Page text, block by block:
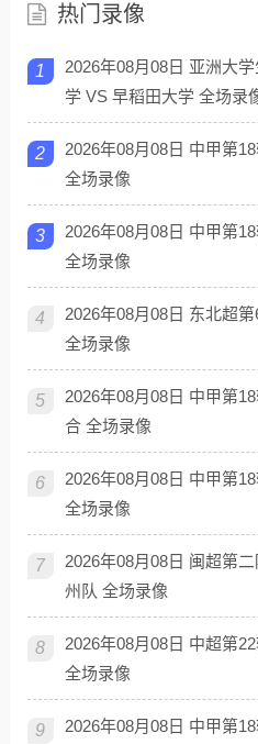
热门录像
1
2026年08月08日 亚洲大
学 VS 早稻田大学 全场录
2
2026年08月08日 中甲第
全场录像
3
2026年08月08日 中甲第
全场录像
4
2026年08月08日 东北超
全场录像
5
2026年08月08日 中甲第
合 全场录像
6
2026年08月08日 中甲第
全场录像
7
2026年08月08日 闽超第
州队 全场录像
8
2026年08月08日 中超第
全场录像
9
2026年08月08日 中甲第